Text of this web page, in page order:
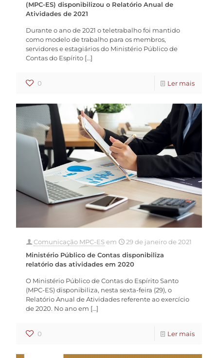
(MPC-ES) disponibilizou o Relatório Anual de
Atividades de 2021
Durante o ano de 2021 o teletrabalho foi mantido
como modelo de trabalho para os membros,
servidores e estagiários do Ministério Público de
Contas do Espírito […]
0 Ler mais
Comunicação MPC-ESem
29 de janeiro de 2021
Ministério Público de Contas disponibiliza
relatório das atividades em 2020
O Ministério Público de Contas do Espírito Santo
(MPC-ES) disponibiliza, nesta sexta-feira (29), o
Relatório Anual de Atividades referente ao exercício
de 2020. No ano em […]
0 Ler mais